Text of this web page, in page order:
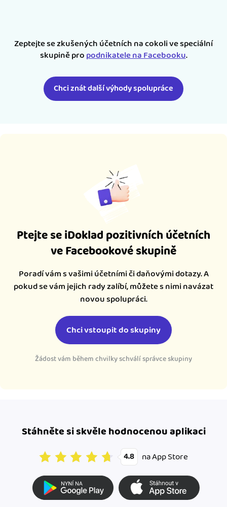
Zeptejte se zkušených účetních na cokoli ve speciální
skupině propodnikatele na Facebooku.
Chci znát další výhody spolupráce
Ptejte se iDoklad pozitivních účetních
ve Facebookové skupině
Poradí vám s vašimi účetními či daňovými dotazy. A
pokud se vám jejich rady zalíbí, můžete s nimi navázat
novou spolupráci.
Chci vstoupit do skupiny
Žádost vám během chvilky schválí správce skupiny
Stáhněte si skvěle hodnocenou aplikaci
4.8 na App Store